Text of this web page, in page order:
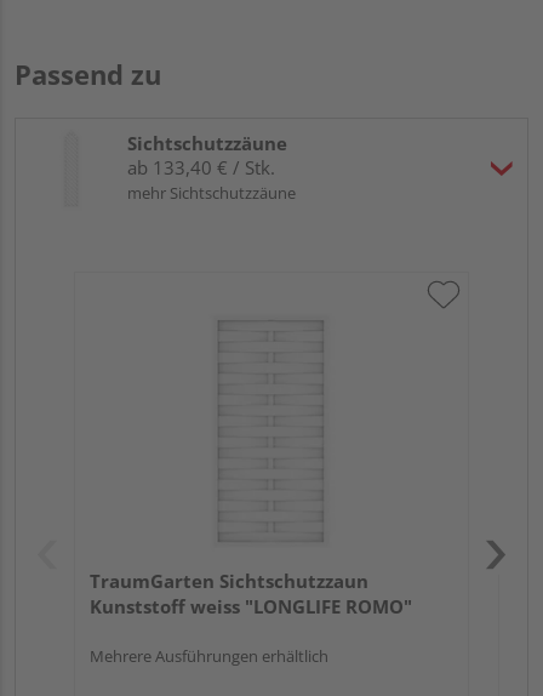
Passend zu
Sichtschutzzäune
ab 133,40 € / Stk.
mehr Sichtschutzzäune
TraumGarten Sichtschutzzaun
Kunststoff weiss "LONGLIFE ROMO"
Mehrere Ausführungen erhältlich